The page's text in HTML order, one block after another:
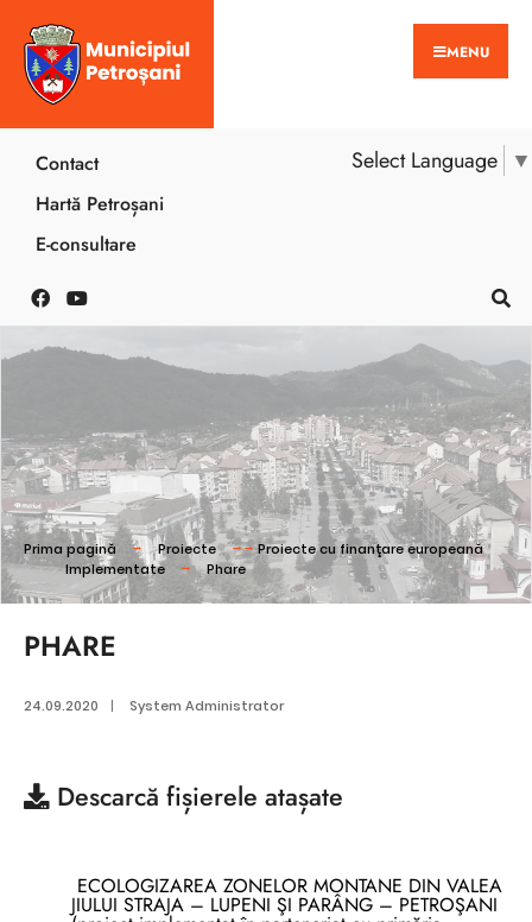
MENU
Select Language ▼
Contact
Hartă Petroșani
E-consultare
Prima pagină Proiecte
Proiecte cu finanţare europeană
Implementate
Phare
PHARE
24.09.2020 | System Administrator
Descarcă fișierele atașate
ECOLOGIZAREA ZONELOR MONTANE DIN VALEA
JIULUI STRAJA – LUPENI ŞI PARÂNG – PETROŞANI